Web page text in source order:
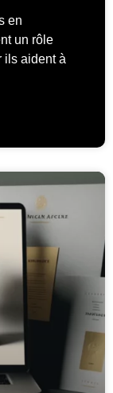
en
un rôle
ils aident à